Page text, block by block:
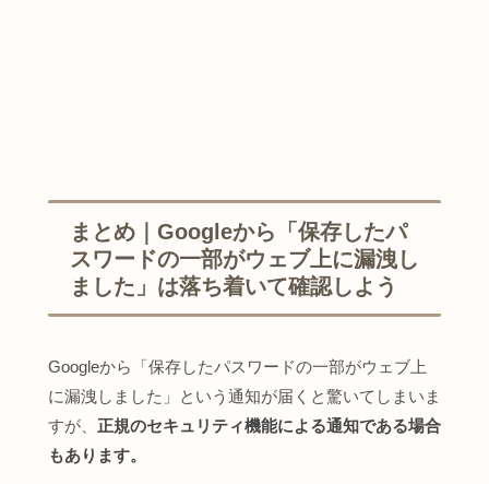
まとめ｜Googleから「保存したパ
スワードの一部がウェブ上に漏洩し
ました」は落ち着いて確認しよう
Googleから「保存したパスワードの一部がウェブ上
に漏洩しました」という通知が届くと驚いてしまいま
すが、 正規のセキュリティ機能による通知である場合
もあります。